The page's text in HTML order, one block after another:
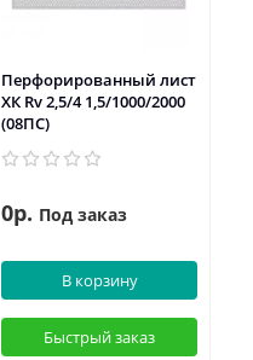
Перфорированный лист
ХК Rv 2,5/4 1,5/1000/2000
(08ПС)
0р. Под заказ
В корзину
Быстрый заказ